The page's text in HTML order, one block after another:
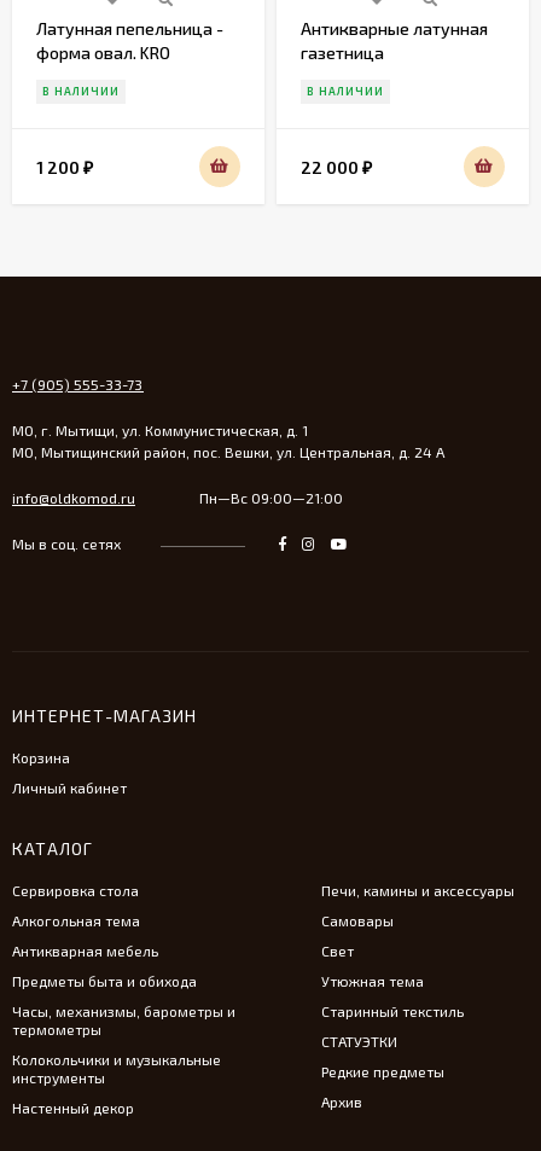
Латунная пепельница -
форма овал. KRO
В НАЛИЧИИ
1 200 ₽
Антикварные латунная
газетница
В НАЛИЧИИ
22 000 ₽
+7 (905) 555-33-73
МО, г. Мытищи, ул. Коммунистическая, д. 1
МО, Мытищинский район, пос. Вешки, ул. Центральная, д. 24 А
info@oldkomod.ru Пн—Вс 09:00—21:00
Мы в соц. сетях
ИНТЕРНЕТ-МАГАЗИН
Корзина
Личный кабинет
КАТАЛОГ
Сервировка стола
Алкогольная тема
Антикварная мебель
Предметы быта и обихода
Часы, механизмы, барометры и
термометры
Колокольчики и музыкальные
инструменты
Настенный декор
Печи, камины и аксессуары
Самовары
Свет
Утюжная тема
Старинный текстиль
СТАТУЭТКИ
Редкие предметы
Архив